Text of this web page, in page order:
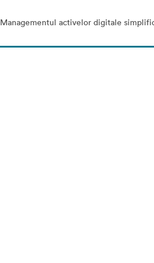
Managementul activelor digitale